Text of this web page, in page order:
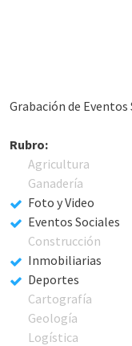
Grabación de
Rubro:
Agricultura
Ganadería
Foto y Video
Eventos Sociales
Construcción
Inmobiliarias
Deportes
Cartografía
Geología
Logística